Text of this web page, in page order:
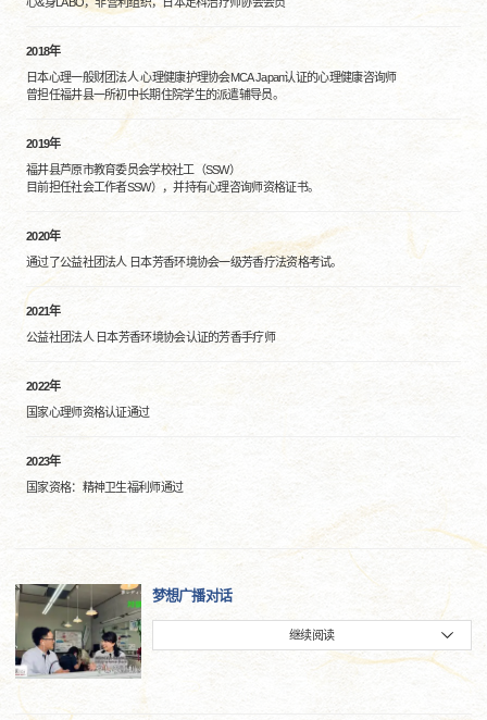
心&身LABO，非营利组织，日本足科治疗师协会会员
2018年
日本心理一般财团法人 心理健康护理协会MCA Japan认证的心理健康咨询师
曾担任福井县一所初中长期住院学生的派遣辅导员。
2019年
福井县芦原市教育委员会学校社工（SSW）
目前担任社会工作者SSW），并持有心理咨询师资格证书。
2020年
通过了公益社团法人 日本芳香环境协会一级芳香疗法资格考试。
2021年
公益社团法人 日本芳香环境协会认证的芳香手疗师
2022年
国家心理师资格认证通过
2023年
国家资格：精神卫生福利师通过
梦想广播对话
继续阅读